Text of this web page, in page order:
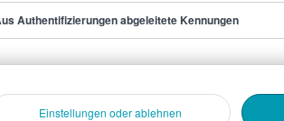
in
gesammelten Daten. Dein
Branche, Selbstständigkeit
Authentifizierungen abgeleitete Kennungen
Einstellungen oder ablehnen